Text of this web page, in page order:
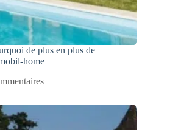
de plus en plus de
home